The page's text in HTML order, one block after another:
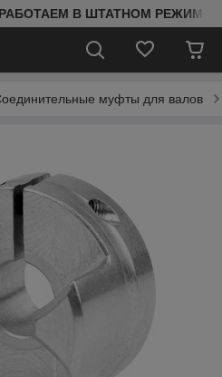
В ШТАТНОМ РЕЖИМЕ
муфты для валов